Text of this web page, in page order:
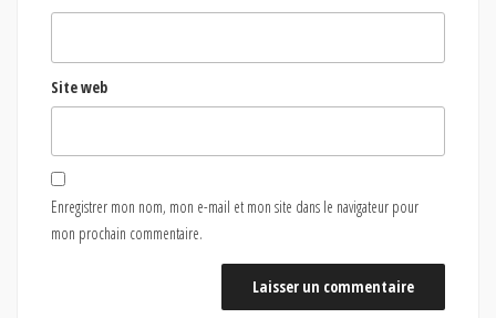
Site web
Enregistrer mon nom, mon e-mail et mon site dans le navigateur pour
mon prochain commentaire.